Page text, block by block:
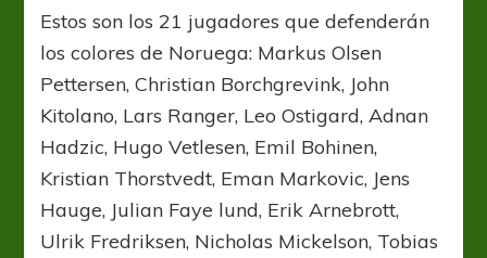
Estos son los 21 jugadores que defenderán
los colores de Noruega: Markus Olsen
Pettersen, Christian Borchgrevink, John
Kitolano, Lars Ranger, Leo Ostigard, Adnan
Hadzic, Hugo Vetlesen, Emil Bohinen,
Kristian Thorstvedt, Eman Markovic, Jens
Hauge, Julian Faye lund, Erik Arnebrott,
Ulrik Fredriksen, Nicholas Mickelson, Tobias